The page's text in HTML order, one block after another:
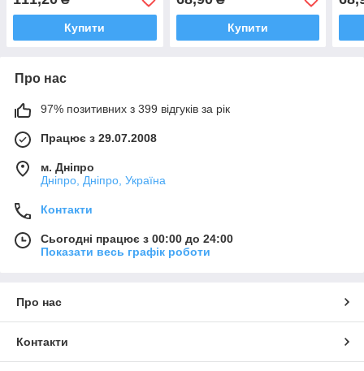
Купити Купити
Про нас
97% позитивних з 399 відгуків за рік
Працює з 29.07.2008
м. Дніпро
Дніпро, Дніпро, Україна
Контакти
Сьогодні працює з 00:00 до 24:00
Показати весь графік роботи
Про нас
Контакти